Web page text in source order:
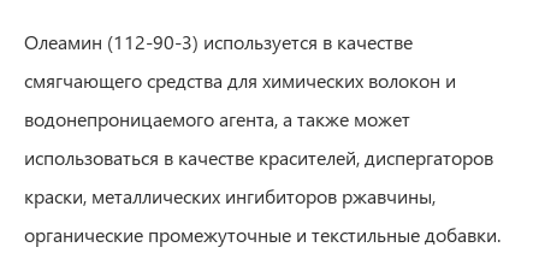
Олеамин (112-90-3) используется в качестве
смягчающего средства для химических волокон и
водонепроницаемого агента, а также может
использоваться в качестве красителей, диспергаторов
краски, металлических ингибиторов ржавчины,
органические промежуточные и текстильные добавки.